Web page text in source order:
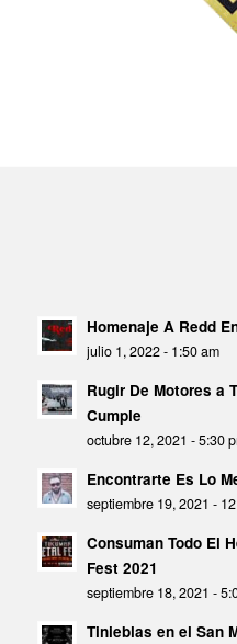
Homenaje A Redd
julio 1, 2022 - 1:50 am
Rugir De Motores a
Cumple
octubre 12, 2021 - 5:30
Encontrarte Es Lo
septiembre 19, 2021 -
Consuman Todo El
Fest 2021
septiembre 18, 2021 -
Tinieblas en el San